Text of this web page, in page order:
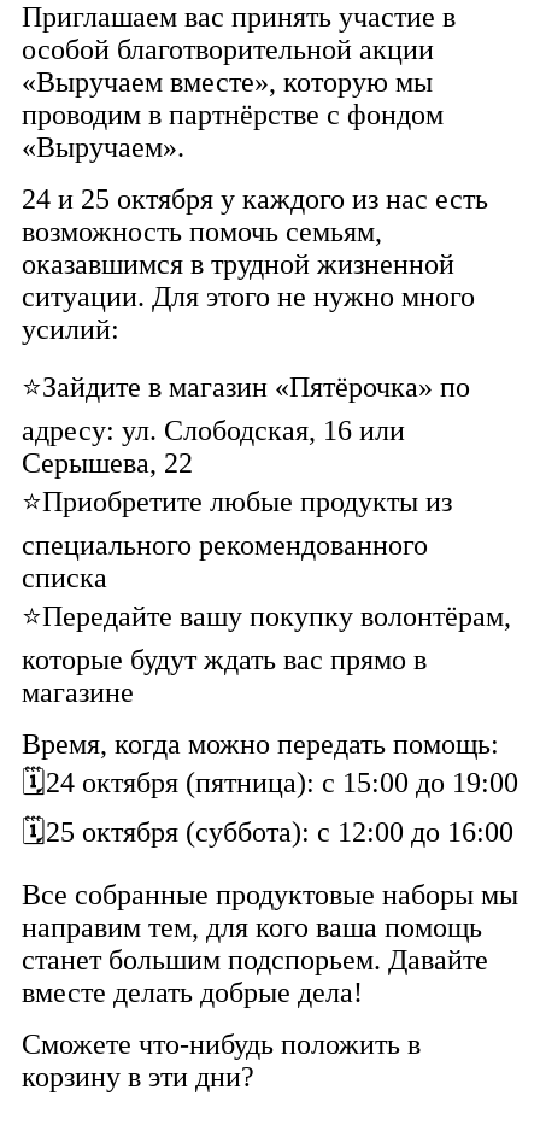
Приглашаем вас принять участие в
особой благотворительной акции
«Выручаем вместе», которую мы
проводим в партнёрстве с фондом
«Выручаем».
24 и 25 октября у каждого из нас есть
возможность помочь семьям,
оказавшимся в трудной жизненной
ситуации. Для этого не нужно много
усилий:
⭐Зайдите в магазин «Пятёрочка» по
адресу: ул. Слободская, 16 или
Серышева, 22
⭐Приобретите любые продукты из
специального рекомендованного
списка
⭐Передайте вашу покупку волонтёрам,
которые будут ждать вас прямо в
магазине
Время, когда можно передать помощь:
🗓24 октября (пятница): с 15:00 до 19:00
🗓25 октября (суббота): с 12:00 до 16:00
Все собранные продуктовые наборы мы
направим тем, для кого ваша помощь
станет большим подспорьем. Давайте
вместе делать добрые дела!
Сможете что-нибудь положить в
корзину в эти дни?